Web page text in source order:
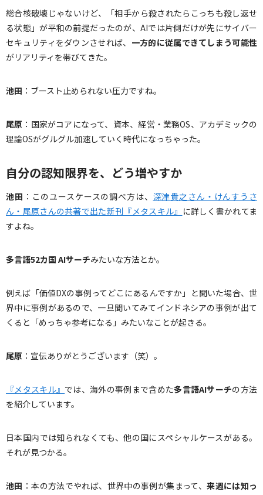
総合核破壊じゃないけど、「相手から殺されたらこっちも殺し返せ
る状態」が平和の前提だったのが、AIでは片側だけが先にサイバー
セキュリティをダウンさせれば、 一方的に従属できてしまう可能性
がリアリティを帯びてきた。
池田 ：ブースト止められない圧力ですね。
尾原 ：国家がコアになって、資本、経営・業務OS、アカデミックの
理論OSがグルグル加速していく時代になっちゃった。
自分の認知限界を、どう増やすか
池田 ：このユースケースの調べ方は、 深津貴之さん・けんすうさ
ん・尾原さんの共著で出た新刊『メタスキル』 に詳しく書かれてま
すよね。
多言語52カ国 AIサーチみたいな方法とか。
例えば「価値DXの事例ってどこにあるんですか」と聞いた場合、世
界中に事例があるので、一旦聞いてみてインドネシアの事例が出て
くると「めっちゃ参考になる」みたいなことが起きる。
尾原 ：宣伝ありがとうございます（笑）。
『メタスキル』 では、海外の事例まで含めた多言語AIサーチの方法
を紹介しています。
日本国内では知られなくても、他の国にスペシャルケースがある。
それが見つかる。
池田 ：本の方法でやれば、世界中の事例が集まって、来週には知っ